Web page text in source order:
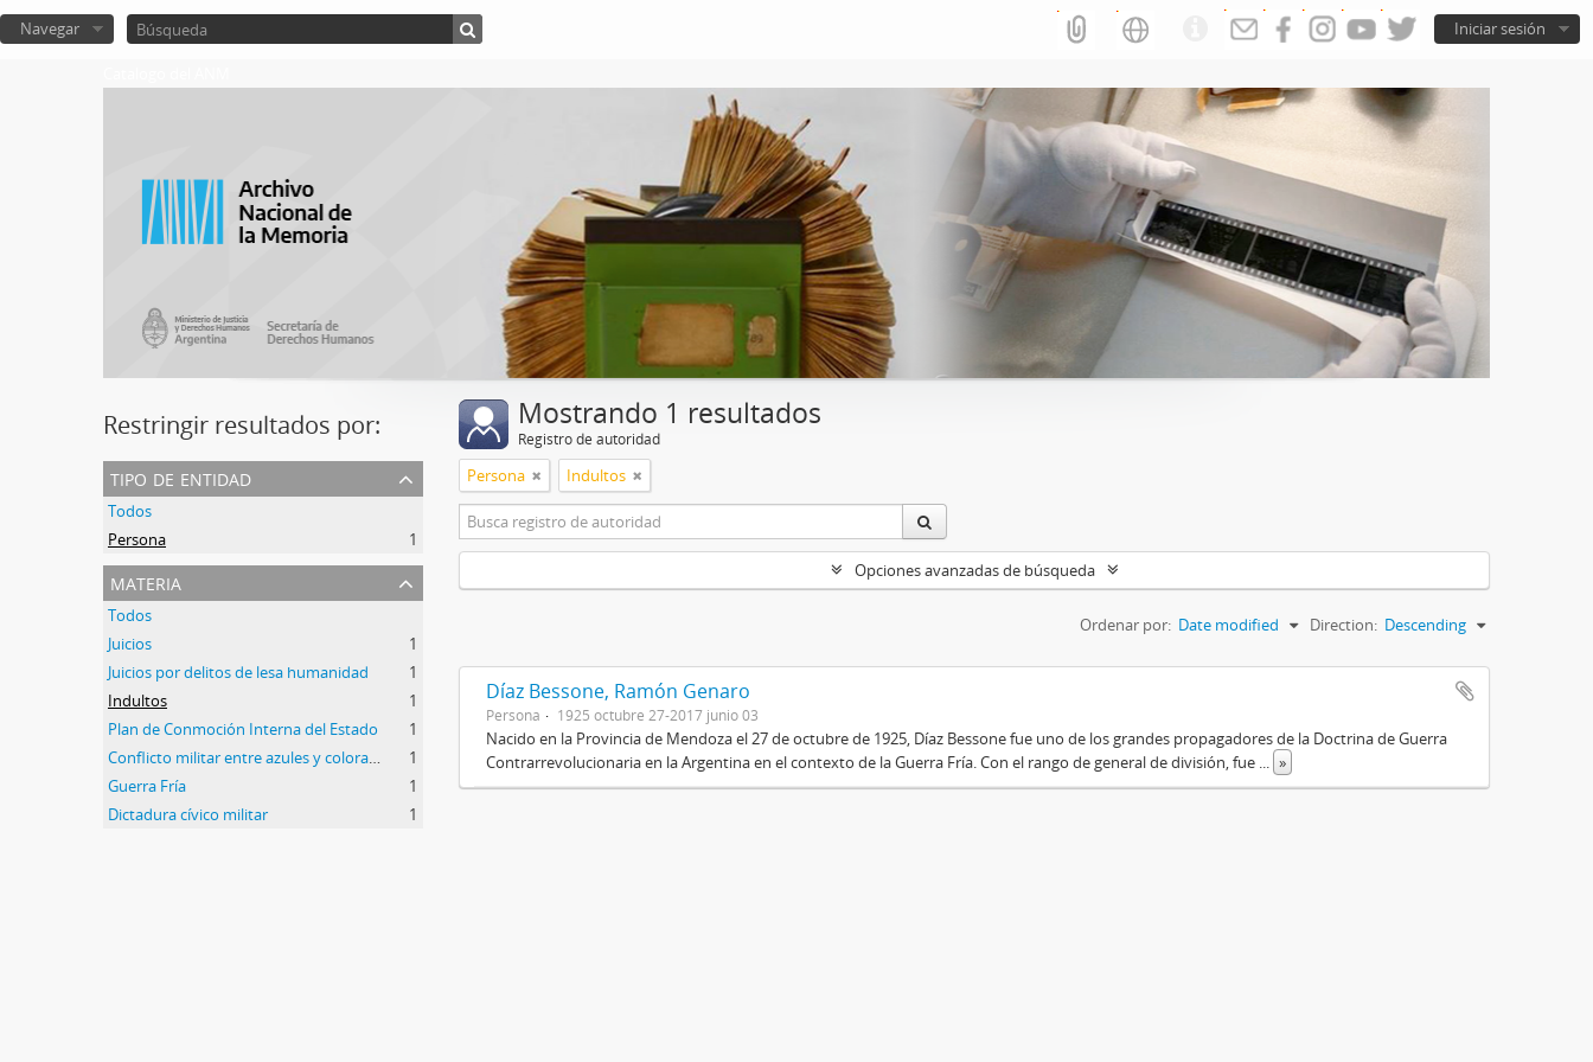
Iniciar sesión
Navegar
Restringir resultados por:
tipo de entidad
Todos
Persona
1
materia
Todos
Juicios
1
Juicios por delitos de lesa humanidad
1
Indultos
1
Plan de Conmoción Interna del Estado
1
1
Guerra Fría
1
Dictadura cívico militar
1
Mostrando 1 resultados
Registro de autoridad
Persona Indultos
Opciones avanzadas de búsqueda
Ordenar por: Date modified Direction: Descending
Díaz Bessone, Ramón Genaro
Persona 1925 octubre 27-2017 junio 03
Nacido en la Provincia de Mendoza el 27 de octubre de 1925, Díaz Bessone fue uno de los grandes propagadores de la Doctrina de Guerra
Contrarrevolucionaria en la Argentina en el contexto de la Guerra Fría. Con el rango de general de división, fue
»